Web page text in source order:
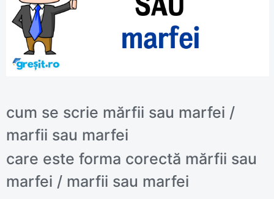
cum se scrie mărfii sau marfei /
marfii sau marfei
care este forma corectă mărfii sau
marfei / marfii sau marfei